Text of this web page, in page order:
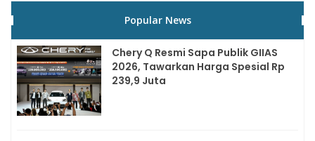
Popular News
Chery Q Resmi Sapa Publik GIIAS
2026, Tawarkan Harga Spesial Rp
239,9 Juta